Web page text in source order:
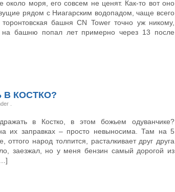
моря, его совсем не ценят. Как-то вот оно
рядом с Ниагарским водопадом, чаще всего
башня CN Tower точно уж никому,
башню попал лет примерно через 13 после
КОСТКО?
в Костко, в этом божьем одуванчике?
их заправках – просто невыносима. Там на 5
народ толпится, расталкивает друг друга
заезжал, но у меня бензин самый дорогой из